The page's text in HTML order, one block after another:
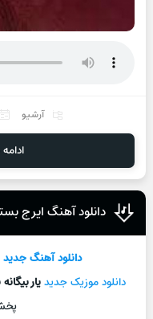
آرشیو
دانلود آهنگ ایرج
دانلود آهنگ جدید
دانلود موزیک جدیدیار